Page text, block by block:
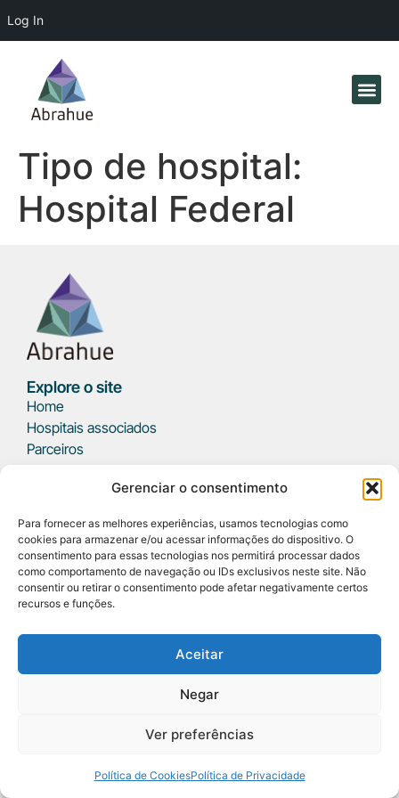
Gerenciar o consentimento
Para fornecer as melhores experiências, usamos tecnologias como
cookies para armazenar e/ou acessar informações do dispositivo. O
consentimento para essas tecnologias nos permitirá processar dados
como comportamento de navegação ou IDs exclusivos neste site. Não
consentir ou retirar o consentimento pode afetar negativamente certos
recursos e funções.
Aceitar
Negar
Ver preferências
Política de CookiesPolítica de Privacidade
Log In
Tipo de hospital:
Hospital Federal
Explore o site
Home
Hospitais associados
Parceiros
Fale conosco
Sobre ABRAHUE
SRTVS, Qd 701, Conj. E, Edifício Palácio do Rádio I, Bl 3, 5°
andar, sala 509 - Asa Sul CEP: 70340-901 Brasília/DF
secretariaabrahue@gmail.com